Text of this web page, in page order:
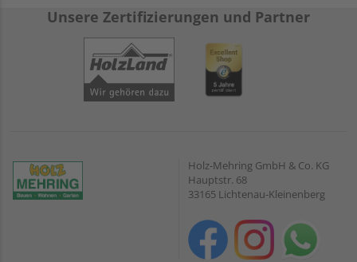
Unsere Zertifizierungen und Partner
Holz-Mehring GmbH & Co. KG
Hauptstr. 68
33165 Lichtenau-Kleinenberg